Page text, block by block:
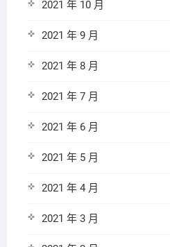
2021 年 10 月
2021 年 9 月
2021 年 8 月
2021 年 7 月
2021 年 6 月
2021 年 5 月
2021 年 4 月
2021 年 3 月